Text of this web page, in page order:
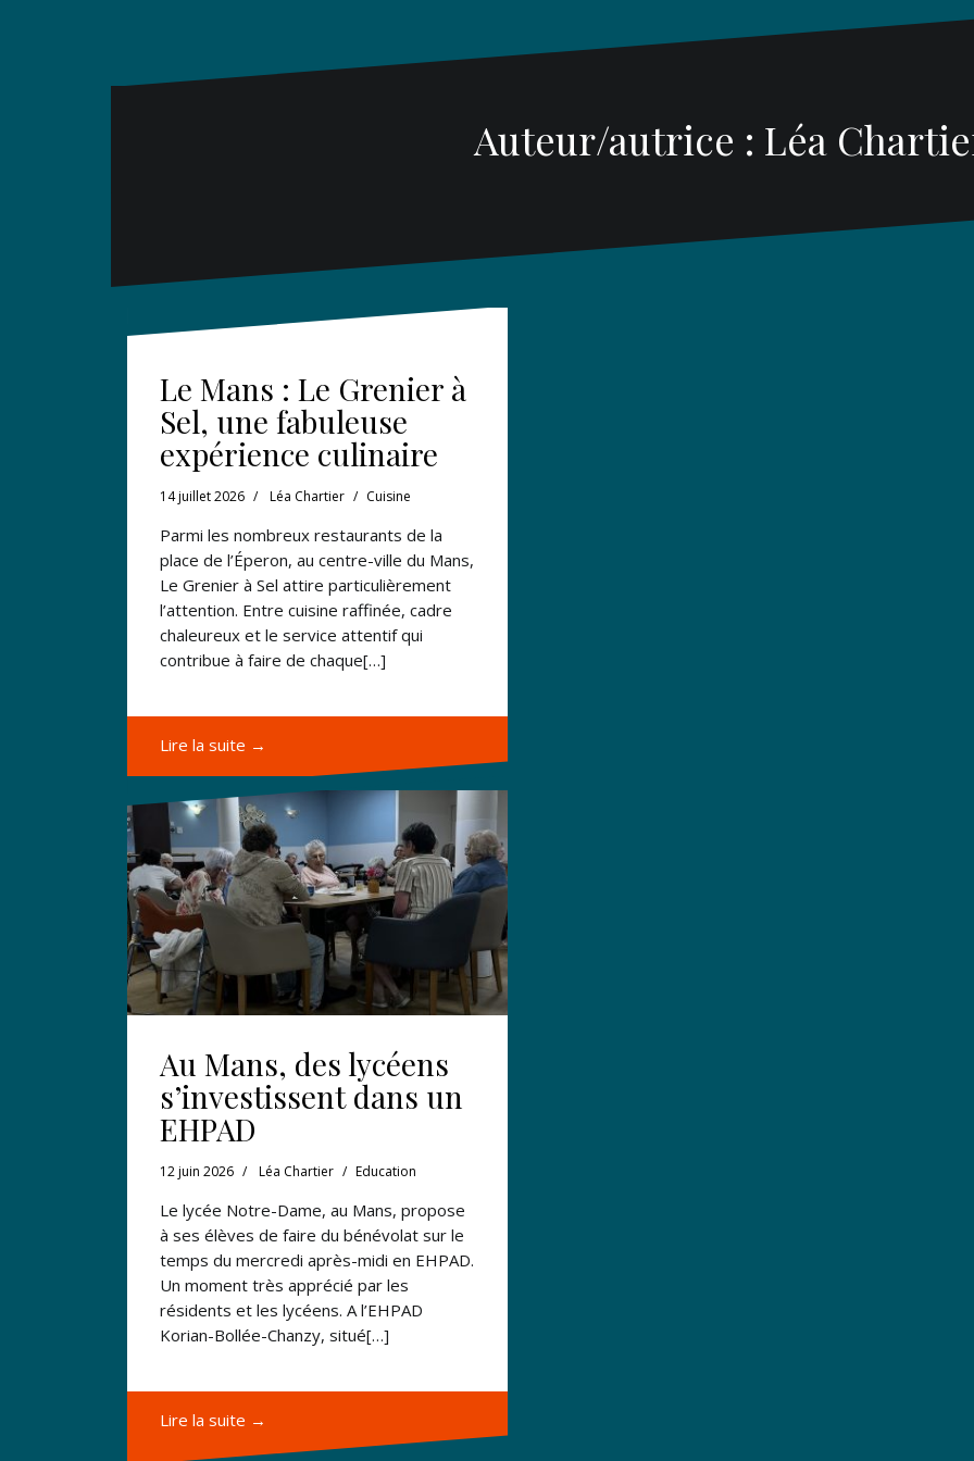
Auteur/autrice : Léa
Le Mans : Le Grenier à
Sel, une fabuleuse
expérience culinaire
14 juillet 2026 Léa Chartier Cuisine
Parmi les nombreux restaurants de la
place de l’Éperon, au centre-ville du Mans,
Le Grenier à Sel attire particulièrement
l’attention. Entre cuisine raffinée, cadre
chaleureux et le service attentif qui
contribue à faire de chaque[…]
Lire la suite →
Au Mans, des lycéens
s’investissent dans un
EHPAD
12 juin 2026 Léa Chartier Education
Le lycée Notre-Dame, au Mans, propose
à ses élèves de faire du bénévolat sur le
temps du mercredi après-midi en EHPAD.
Un moment très apprécié par les
résidents et les lycéens. A l’EHPAD
Korian-Bollée-Chanzy, situé[…]
Lire la suite →